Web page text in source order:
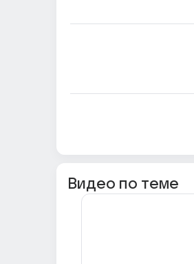
Видео по теме